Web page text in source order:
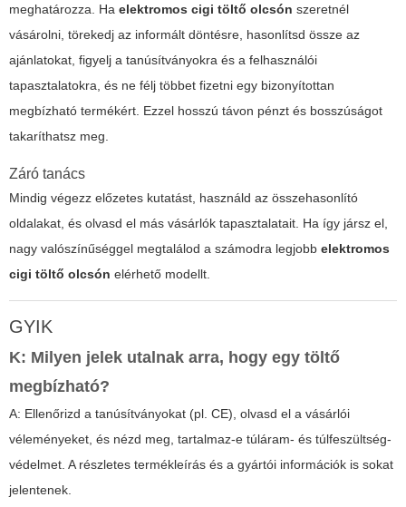
meghatározza. Ha elektromos cigi töltő olcsón szeretnél
vásárolni, törekedj az informált döntésre, hasonlítsd össze az
ajánlatokat, figyelj a tanúsítványokra és a felhasználói
tapasztalatokra, és ne félj többet fizetni egy bizonyítottan
megbízható termékért. Ezzel hosszú távon pénzt és bosszúságot
takaríthatsz meg.
Záró tanács
Mindig végezz előzetes kutatást, használd az összehasonlító
oldalakat, és olvasd el más vásárlók tapasztalatait. Ha így jársz el,
nagy valószínűséggel megtalálod a számodra legjobb elektromos
cigi töltő olcsón elérhető modellt.
GYIK
K: Milyen jelek utalnak arra, hogy egy töltő
megbízható?
A: Ellenőrizd a tanúsítványokat (pl. CE), olvasd el a vásárlói
véleményeket, és nézd meg, tartalmaz-e túláram- és túlfeszültség-
védelmet. A részletes termékleírás és a gyártói információk is sokat
jelentenek.